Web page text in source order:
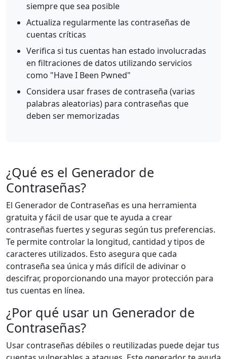
siempre que sea posible
Actualiza regularmente las contraseñas de
cuentas críticas
Verifica si tus cuentas han estado involucradas
en filtraciones de datos utilizando servicios
como "Have I Been Pwned"
Considera usar frases de contraseña (varias
palabras aleatorias) para contraseñas que
deben ser memorizadas
¿Qué es el Generador de
Contraseñas?
El Generador de Contraseñas es una herramienta
gratuita y fácil de usar que te ayuda a crear
contraseñas fuertes y seguras según tus preferencias.
Te permite controlar la longitud, cantidad y tipos de
caracteres utilizados. Esto asegura que cada
contraseña sea única y más difícil de adivinar o
descifrar, proporcionando una mayor protección para
tus cuentas en línea.
¿Por qué usar un Generador de
Contraseñas?
Usar contraseñas débiles o reutilizadas puede dejar tus